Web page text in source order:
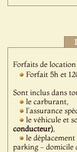
Forfaits de
Forfait 5h et
Sont inclus dans
le carburant,
l'assurance
le véhicule et
conducteur),
le
parking - domicile